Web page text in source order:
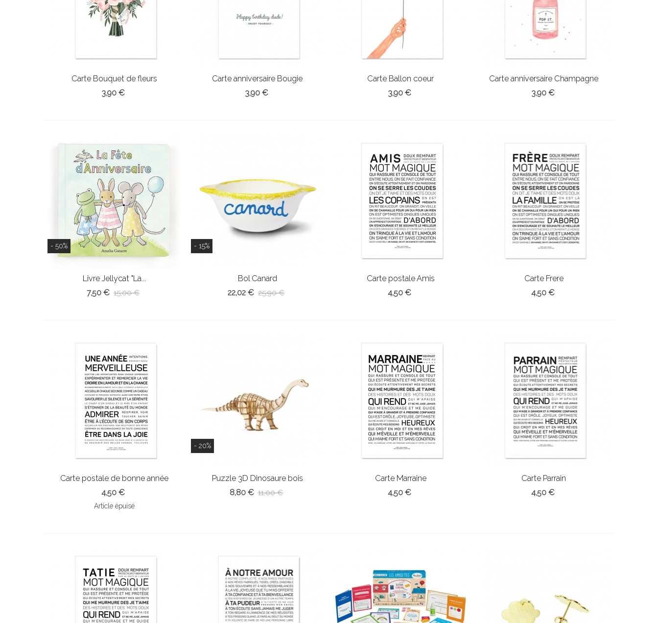
Carte Bouquet de fleurs
3,90 €
Carte anniversaire Bougie
3,90 €
Carte Ballon coeur
3,90 €
Carte anniversaire Champagne
3,90 €
- 50%
Livre Jellycat "La...
7,50 € 15,00 €
- 15%
Bol Canard
22,02 € 25,90 €
Carte postale Amis
4,50 €
Carte Frere
4,50 €
Carte postale de bonne année
4,50 €
Article épuisé
- 20%
Puzzle 3D Dinosaure bois
8,80 € 11,00 €
Carte Marraine
4,50 €
Carte Parrain
4,50 €